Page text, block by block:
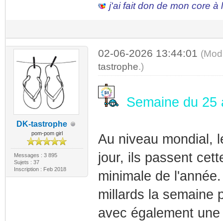
j'ai fait don de mon core à
DK-tastrophe
pom-pom girl
Messages : 3 895
Sujets : 37
Inscription : Feb 2018
02-06-2026 13:44:01
tastrophe.)
Semaine du 25
Au niveau mondial,
jour, ils passent
minimale de
millards la semaine
avec également